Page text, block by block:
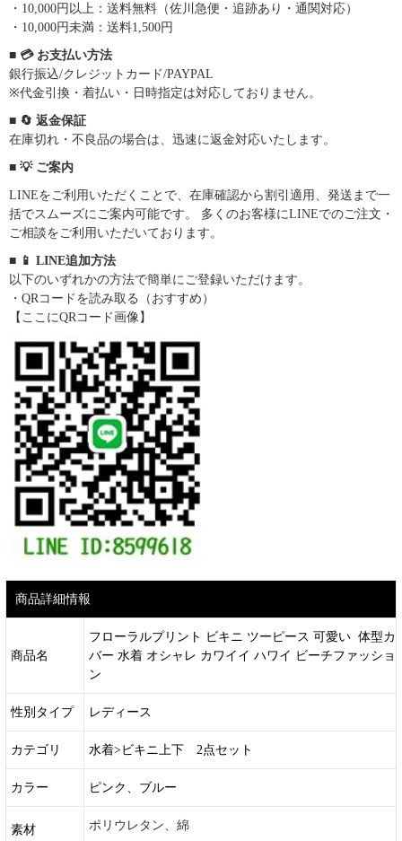
・10,000円以上：送料無料（佐川急便・追跡あり・通関対応）
・10,000円未満：送料1,500円
■ 💳 お支払い方法
銀行振込/クレジットカード/PAYPAL
※代金引換・着払い・日時指定は対応しておりません。
■ 🔄 返金保証
在庫切れ・不良品の場合は、迅速に返金対応いたします。
■ 💡 ご案内
LINEをご利用いただくことで、在庫確認から割引適用、発送まで一
括でスムーズにご案内可能です。 多くのお客様にLINEでのご注文・
ご相談をご利用いただいております。
■ 📱 LINE追加方法
以下のいずれかの方法で簡単にご登録いただけます。
・QRコードを読み取る（おすすめ）
【ここにQRコード画像】
商品詳細情報
商品名
フローラルプリント ビキニ ツーピース 可愛い 体型カ
バー 水着 オシャレ カワイイ ハワイ ビーチファッショ
ン
性別タイプ レディース
カテゴリ 水着>ビキニ上下 2点セット
カラー ピンク、ブルー
素材 ポリウレタン、綿